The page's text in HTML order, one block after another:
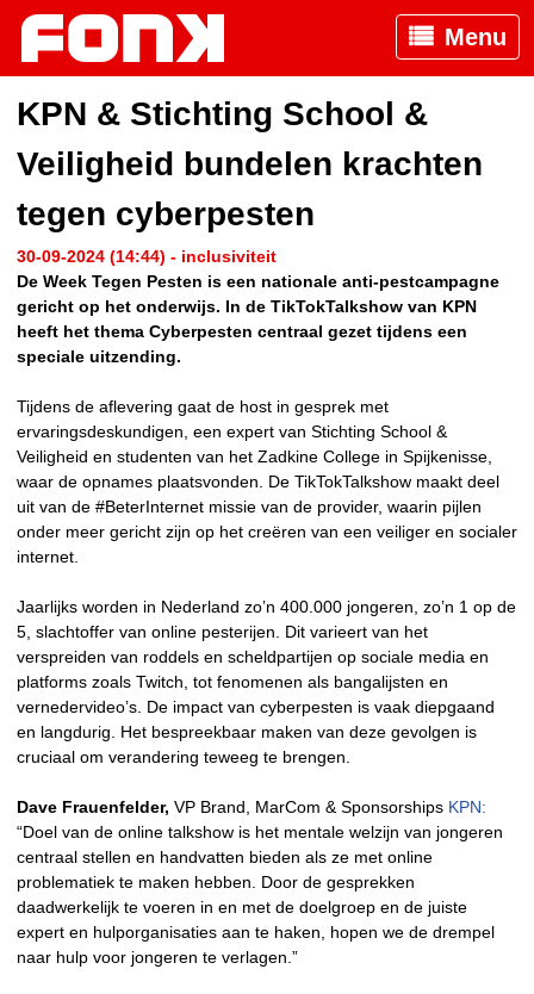
Menu
KPN & Stichting School &
Veiligheid bundelen krachten
tegen cyberpesten
30-09-2024 (14:44) - inclusiviteit
De Week Tegen Pesten is een nationale anti-pestcampagne
gericht op het onderwijs. In de TikTokTalkshow van KPN
heeft het thema Cyberpesten centraal gezet tijdens een
speciale uitzending.
Tijdens de aflevering gaat de host in gesprek met
ervaringsdeskundigen, een expert van Stichting School &
Veiligheid en studenten van het Zadkine College in Spijkenisse,
waar de opnames plaatsvonden. De TikTokTalkshow maakt deel
uit van de #BeterInternet missie van de provider, waarin pijlen
onder meer gericht zijn op het creëren van een veiliger en socialer
internet.
Jaarlijks worden in Nederland zo’n 400.000 jongeren, zo’n 1 op de
5, slachtoffer van online pesterijen. Dit varieert van het
verspreiden van roddels en scheldpartijen op sociale media en
platforms zoals Twitch, tot fenomenen als bangalijsten en
vernedervideo’s. De impact van cyberpesten is vaak diepgaand
en langdurig. Het bespreekbaar maken van deze gevolgen is
cruciaal om verandering teweeg te brengen.
Dave Frauenfelder, VP Brand, MarCom & Sponsorships KPN:
“Doel van de online talkshow is het mentale welzijn van jongeren
centraal stellen en handvatten bieden als ze met online
problematiek te maken hebben. Door de gesprekken
daadwerkelijk te voeren in en met de doelgroep en de juiste
expert en hulporganisaties aan te haken, hopen we de drempel
naar hulp voor jongeren te verlagen.”